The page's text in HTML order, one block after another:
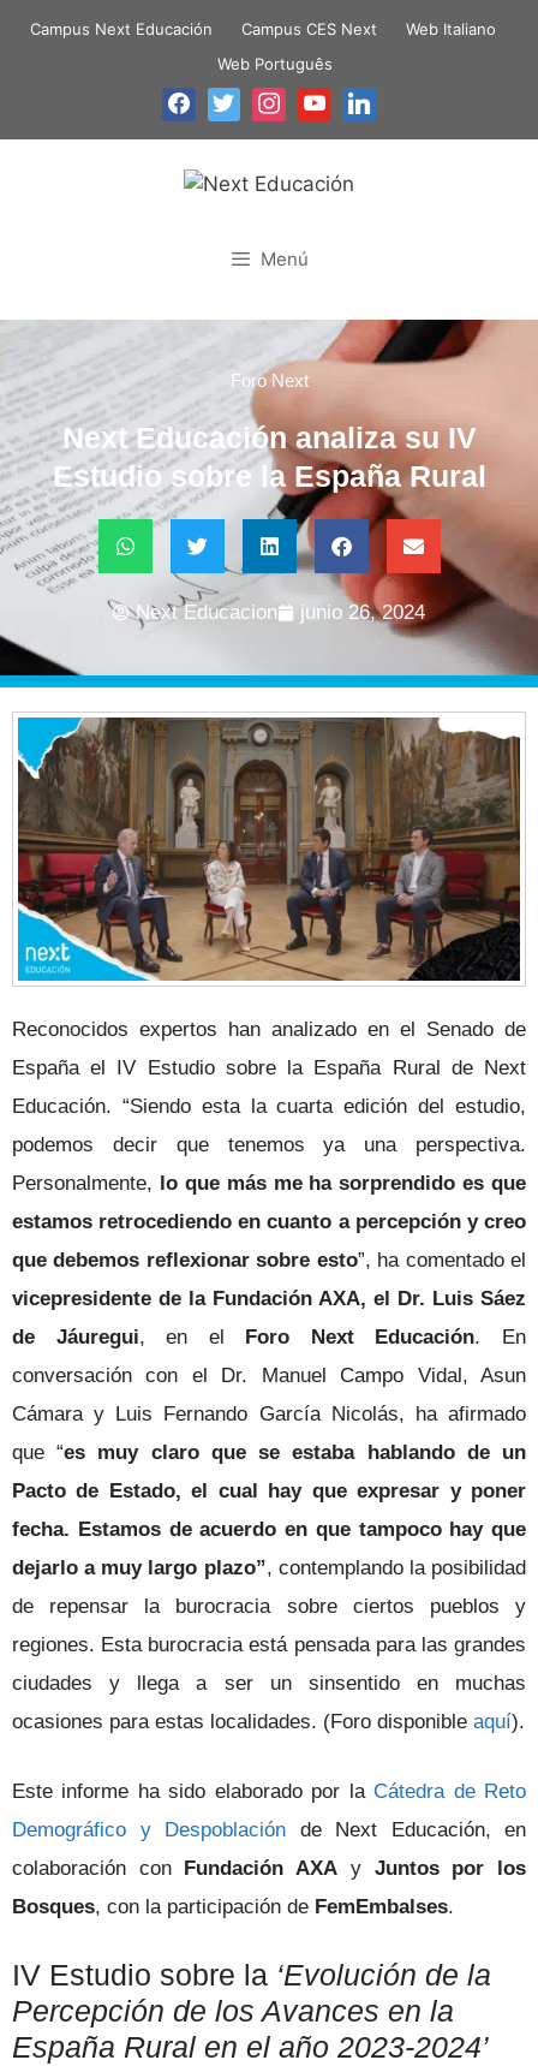
Campus Next Educación Campus CES Next
Web Italiano
Web Português
Menú
Foro Next
Next Educación analiza su IV
Estudio sobre la España Rural
Next Educacion junio 26, 2024
Reconocidos expertos han analizado en el Senado de
España el IV Estudio sobre la España Rural de Next
Educación. “Siendo esta la cuarta edición del estudio,
podemos decir que tenemos ya una perspectiva.
Personalmente,
lo que más me ha sorprendido es que
estamos retrocediendo en cuanto a percepción y creo
que debemos reflexionar sobre esto”, ha comentado el
vicepresidente de la Fundación AXA, el Dr. Luis Sáez
de Jáuregui, en el Foro Next Educación. En
conversación con el Dr. Manuel Campo Vidal, Asun
Cámara y Luis Fernando García Nicolás, ha afirmado
que “es muy claro que se estaba hablando de un
Pacto de Estado, el cual hay que expresar y poner
fecha. Estamos de acuerdo en que tampoco hay que
dejarlo a muy largo plazo”, contemplando la posibilidad
de repensar la burocracia sobre ciertos pueblos y
regiones. Esta burocracia está pensada para las grandes
ciudades y llega a ser un sinsentido en muchas
ocasiones para estas localidades. (Foro disponible aquí).
Este informe ha sido elaborado por laCátedra de Reto
Demográfico y Despoblación de Next Educación, en
colaboración con Fundación AXA y Juntos por los
Bosques, con la participación de FemEmbalses.
IV Estudio sobre la ‘Evolución de la
Percepción de los Avances en la
España Rural en el año 2023-2024’